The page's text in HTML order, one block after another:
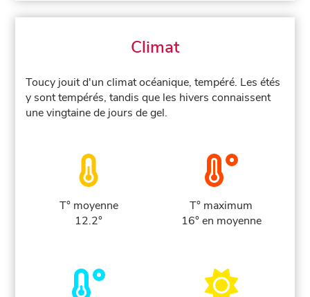
Climat
Toucy jouit d'un climat océanique, tempéré. Les étés
y sont tempérés, tandis que les hivers connaissent
une vingtaine de jours de gel.
T° moyenne
12.2°
T° maximum
16° en moyenne